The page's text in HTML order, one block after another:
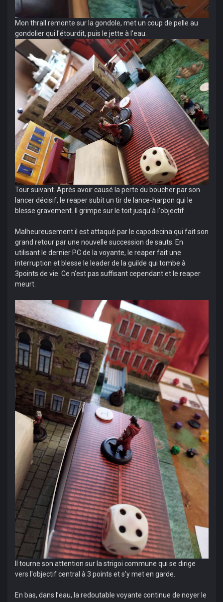
Mon thrall remonte sur la gondole, met un coup de pelle au
gondolier qui l'étourdit, puis le jette à l'eau.
Tour suivant. Après avoir causé la perte du boucher par son
lancer décisif, le reaper subit un tir de lance-harpon qui le
blesse gravement. Il grimpe sur le toit jusqu'à l'objectif.
Malheureusement il est attaqué par le capodecina qui fait son
grand retour par une nouvelle succession de sauts. En
utilisant le dernier PC de la voyante, le reaper fait une
interruption et blesse le leader de la guilde qui tombe à
3points de vie. Ce n'est pas suffisant cependant et le reaper
meurt.
Il tourne son attention sur la strigoi commune qui se dirige
vers l'objectif central à 3 points et s’y met en garde.
En bas, dans l’eau, la redoutable voyante continue de noyer le